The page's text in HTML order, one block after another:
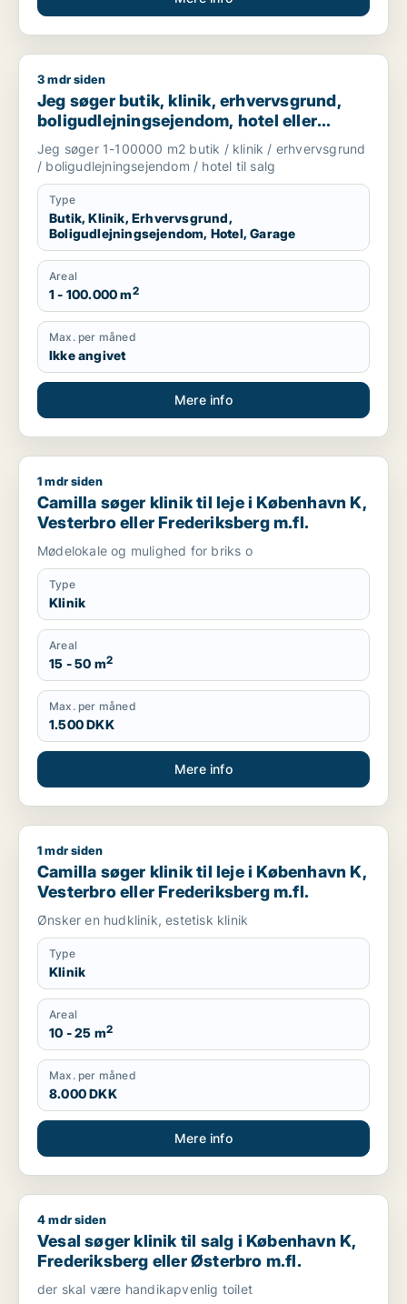
Jeg søger butik, klinik, erhvervsgrund,
3 mdr siden
Jeg søger butik, klinik, erhvervsgrund,
boligudlejningsejendom, hotel eller
garage til salg i Storkøbenhavn
Jeg søger 1-100000 m2 butik / klinik / erhvervsgrund
/ boligudlejningsejendom / hotel til salg
Type
Butik, Klinik, Erhvervsgrund,
Boligudlejningsejendom, Hotel, Garage
Areal
1 - 100.000 m2
Max. per måned
Ikke angivet
Mere info
Camilla søger klinik til leje i København K, Vesterbro eller
1 mdr siden
Camilla søger klinik til leje i København K,
Vesterbro eller Frederiksberg m.fl.
Mødelokale og mulighed for briks o
Type
Klinik
Areal
15 - 50 m2
Max. per måned
1.500 DKK
Mere info
Camilla søger klinik til leje i København K, Vesterbro eller
1 mdr siden
Camilla søger klinik til leje i København K,
Vesterbro eller Frederiksberg m.fl.
Ønsker en hudklinik, estetisk klinik
Type
Klinik
Areal
10 - 25 m2
Max. per måned
8.000 DKK
Mere info
Vesal søger klinik til salg i København K, Frederiksberg
4 mdr siden
Vesal søger klinik til salg i København K,
Frederiksberg eller Østerbro m.fl.
der skal være handikapvenlig toilet